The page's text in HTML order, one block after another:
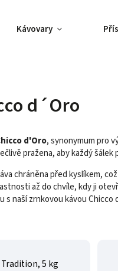
Kávovary
d´Oro
d'Oro, synonymum pro
pražena, aby každý
chráněna před kyslíkem,
až do chvíle, kdy ji
s naší zrnkovou kávou Chicco
Tradition, 5 kg